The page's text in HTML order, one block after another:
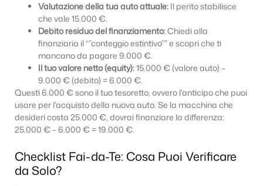
Valutazione della tua auto attuale: Il perito stabilisce
che vale 15.000 €.
Debito residuo del finanziamento:Chiedi alla
finanziaria il “”conteggio estintivo”” e scopri che ti
mancano da pagare 9.000 €.
Il tuo valore netto (equity):15.000 € (valore auto) –
9.000 € (debito) = 6.000 €.
Questi 6.000 € sono il tuo tesoretto, ovvero l’anticipo che puoi
usare per l’acquisto della nuova auto. Se la macchina che
desideri costa 25.000 €, dovrai finanziare la differenza:
25.000 € – 6.000 € = 19.000 €.
Checklist Fai-da-Te: Cosa Puoi Verificare
da Solo?